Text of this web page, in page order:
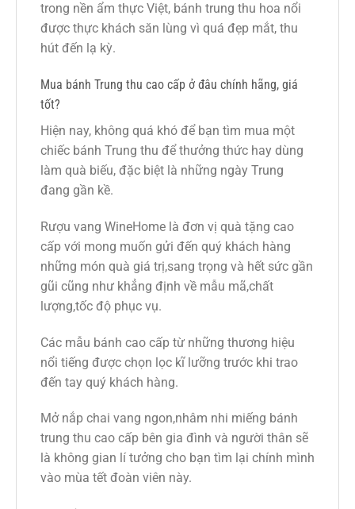
trong nền ẩm thực Việt, bánh trung thu hoa nổi
được thực khách săn lùng vì quá đẹp mắt, thu
hút đến lạ kỳ.
Mua bánh Trung thu cao cấp ở đâu chính hãng, giá
tốt?
Hiện nay, không quá khó để bạn tìm mua một
chiếc bánh Trung thu để thưởng thức hay dùng
làm quà biếu, đặc biệt là những ngày Trung
đang gần kề.
Rượu vang WineHome là đơn vị quà tặng cao
cấp với mong muốn gửi đến quý khách hàng
những món quà giá trị,sang trọng và hết sức gần
gũi cũng như khẳng định về mẫu mã,chất
lượng,tốc độ phục vụ.
Các mẫu bánh cao cấp từ những thương hiệu
nổi tiếng được chọn lọc kĩ lưỡng trước khi trao
đến tay quý khách hàng.
Mở nắp chai vang ngon,nhâm nhi miếng bánh
trung thu cao cấp bên gia đình và người thân sẽ
là không gian lí tưởng cho bạn tìm lại chính mình
vào mùa tết đoàn viên này.